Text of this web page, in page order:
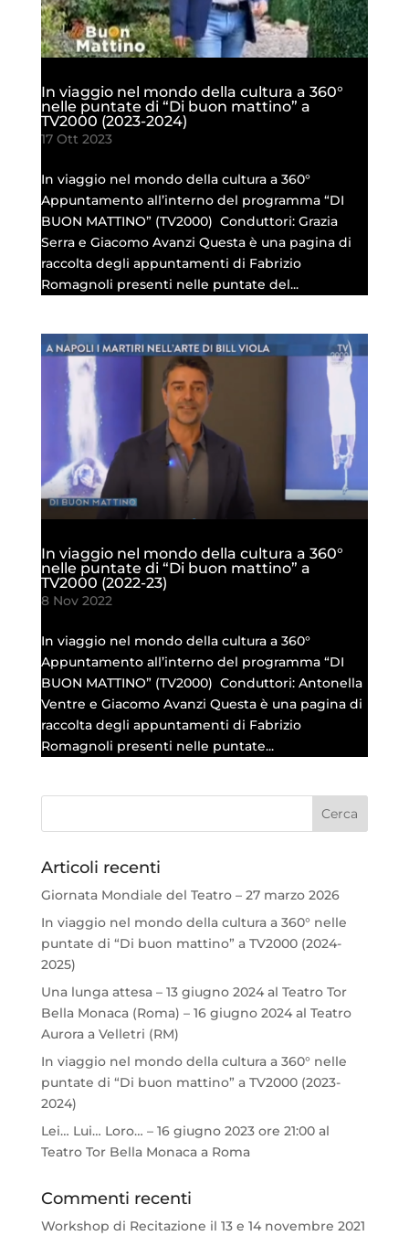
In viaggio nel mondo della cultura a 360°
nelle puntate di “Di buon mattino” a
TV2000 (2023-2024)
17 Ott 2023
In viaggio nel mondo della cultura a 360°
Appuntamento all’interno del programma “DI
BUON MATTINO” (TV2000) Conduttori: Grazia
Serra e Giacomo Avanzi Questa è una pagina di
raccolta degli appuntamenti di Fabrizio
Romagnoli presenti nelle puntate del...
In viaggio nel mondo della cultura a 360°
nelle puntate di “Di buon mattino” a
TV2000 (2022-23)
8 Nov 2022
In viaggio nel mondo della cultura a 360°
Appuntamento all’interno del programma “DI
BUON MATTINO” (TV2000) Conduttori: Antonella
Ventre e Giacomo Avanzi Questa è una pagina di
raccolta degli appuntamenti di Fabrizio
Romagnoli presenti nelle puntate...
Articoli recenti
Giornata Mondiale del Teatro – 27 marzo 2026
In viaggio nel mondo della cultura a 360° nelle
puntate di “Di buon mattino” a TV2000 (2024-
2025)
Una lunga attesa – 13 giugno 2024 al Teatro Tor
Bella Monaca (Roma) – 16 giugno 2024 al Teatro
Aurora a Velletri (RM)
In viaggio nel mondo della cultura a 360° nelle
puntate di “Di buon mattino” a TV2000 (2023-
2024)
Lei… Lui… Loro… – 16 giugno 2023 ore 21:00 al
Teatro Tor Bella Monaca a Roma
Commenti recenti
Workshop di Recitazione il 13 e 14 novembre 2021